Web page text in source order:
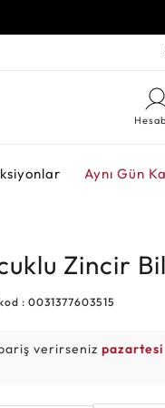
Aynı Gün
Zincir
: 0031377603515
verirsenizpazartesi